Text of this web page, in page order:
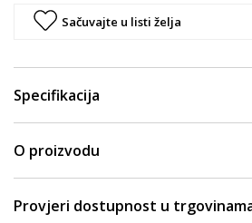
Sačuvajte u listi želja
Specifikacija
O proizvodu
Provjeri dostupnost u